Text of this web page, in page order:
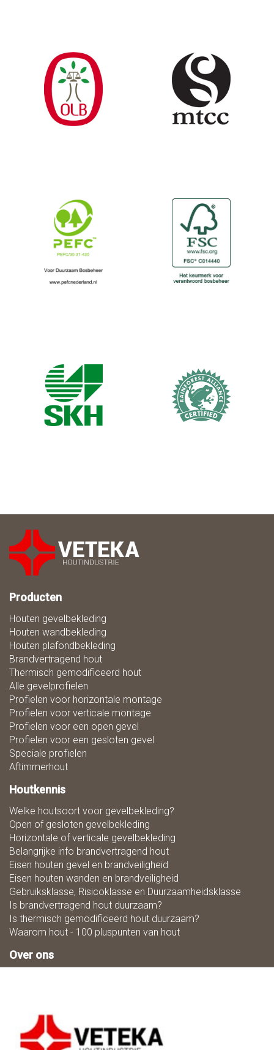
Producten
Houten gevelbekleding
Houten wandbekleding
Houten plafondbekleding
Brandvertragend hout
Thermisch gemodificeerd hout
Alle gevelprofielen
Profielen voor horizontale montage
Profielen voor verticale montage
Profielen voor een open gevel
Profielen voor een gesloten gevel
Speciale profielen
Aftimmerhout
Houtkennis
Welke houtsoort voor gevelbekleding?
Open of gesloten gevelbekleding
Horizontale of verticale gevelbekleding
Belangrijke info brandvertragend hout
Eisen houten gevel en brandveiligheid
Eisen houten wanden en brandveiligheid
Gebruiksklasse, Risicoklasse en Duurzaamheidsklasse
Is brandvertragend hout duurzaam?
Is thermisch gemodificeerd hout duurzaam?
Waarom hout - 100 pluspunten van hout
Over ons
Duurzaamheid
Mogelijkheden in houtbewerking
Vacatures